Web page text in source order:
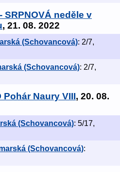
neděle v
, 21. 08. 2022
(Schovancová): 2/7,
(Schovancová): 2/7,
Naury VIII, 20. 08.
(Schovancová): 5/17,
(Schovancová):